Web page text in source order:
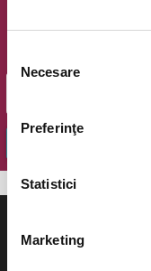
consimțământului
Necesare
Preferinţe
Statistici
Marketing